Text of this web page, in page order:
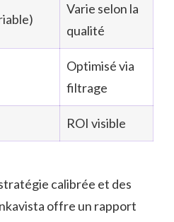
Varie selon la
qualité
Optimisé via
filtrage
ROI visible
calibrée et des
offre un rapport